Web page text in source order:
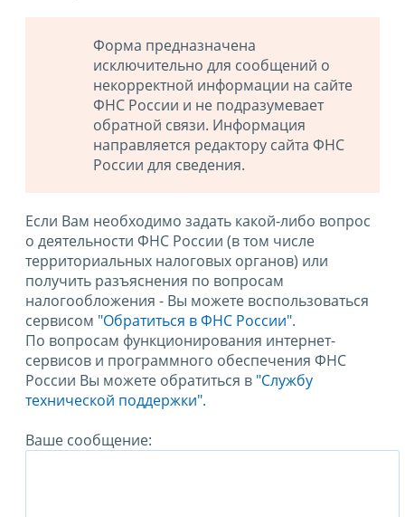
Форма предназначена
исключительно для сообщений о
некорректной информации на сайте
ФНС России и не подразумевает
обратной связи. Информация
направляется редактору сайта ФНС
России для сведения.
Если Вам необходимо задать какой-либо вопрос
о деятельности ФНС России (в том числе
территориальных налоговых органов) или
получить разъяснения по вопросам
налогообложения - Вы можете воспользоваться
сервисом "Обратиться в ФНС России".
По вопросам функционирования интернет-
сервисов и программного обеспечения ФНС
России Вы можете обратиться в "Службу
технической поддержки".
Ваше сообщение: